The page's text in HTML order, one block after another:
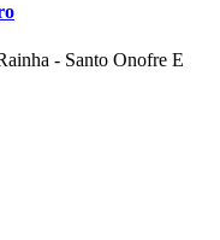
- Santo Onofre E